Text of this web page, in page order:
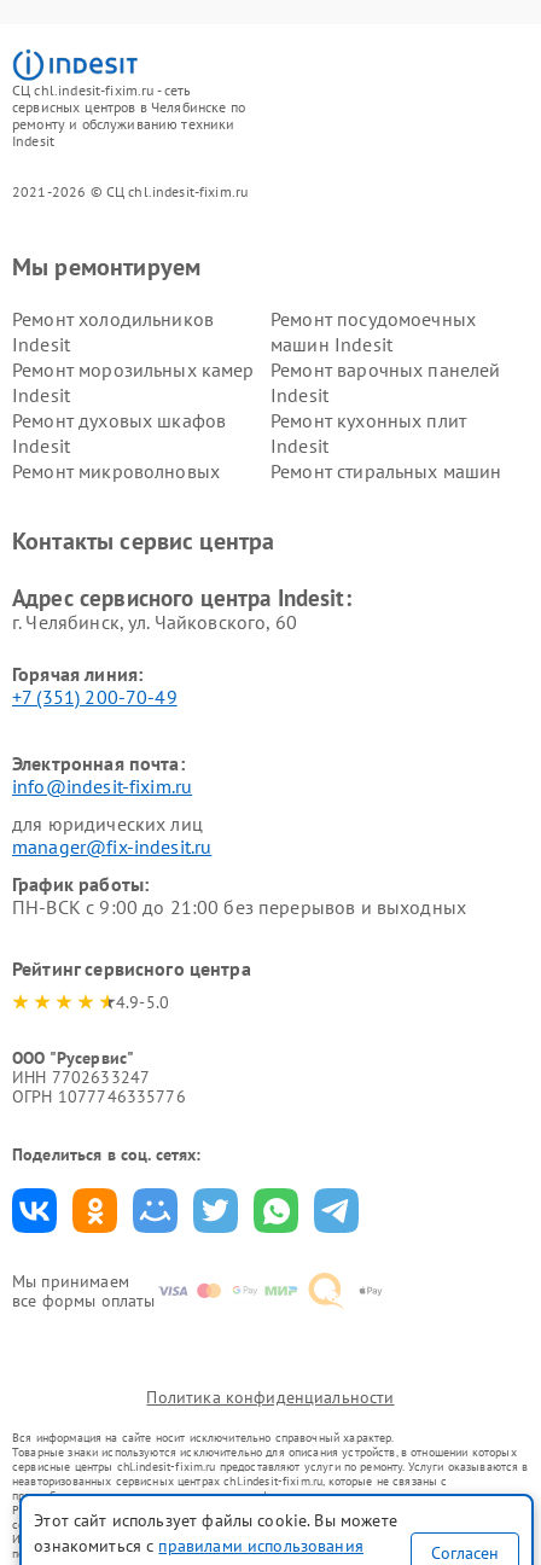
СЦ chl.indesit-fixim.ru - сеть
сервисных центров в Челябинске по
ремонту и обслуживанию техники
Indesit
2021-2026 © СЦ chl.indesit-fixim.ru
Мы принимаем
все формы оплаты
Мы ремонтируем
Ремонт холодильников
Indesit
Ремонт посудомоечных
машин Indesit
Ремонт морозильных камер
Indesit
Ремонт варочных панелей
Indesit
Ремонт духовых шкафов
Indesit
Ремонт кухонных плит
Indesit
Ремонт микроволновых
Ремонт стиральных машин
Indesit
Indesit
Контакты сервис центра
Адрес сервисного центра Indesit:
г. Челябинск, ул. Чайковского, 60
Горячая линия:
+7 (351) 200-70-49
Электронная почта:
info@indesit-fixim.ru
для юридических лиц
manager@fix-indesit.ru
График работы:
ПН-ВСК с 9:00 до 21:00 без перерывов и выходных
Рейтинг сервисного центра
4.9-5.0
ООО "Русервис"
ИНН 7702633247
ОГРН 1077746335776
Поделиться в соц. сетях:
Политика конфиденциальности
Вся информация на сайте носит исключительно справочный характер.
Товарные знаки используются исключительно для описания устройств, в отношении которых
сервисные центры chl.indesit-fixim.ru предоставляют услуги по ремонту. Услуги оказываются в
неавторизованных сервисных центрах chl.indesit-fixim.ru, которые не связаны с
правообладателями товарных знаков или их официальными представителями.
Ремонт осуществляется для устройств, уже введенных в гражданский оборот в соответствии
со статьей 1487 ГК РФ.
Использование товарных знаков не преследует цели индивидуализации услуг или введения
потребителей в заблуждение, а служит для информирования о предоставляемых услугах по
Этот сайт использует файлы cookie. Вы можете
ознакомиться с правилами использования
Согласен